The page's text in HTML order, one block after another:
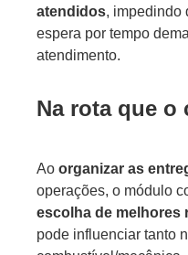
atendidos, impedindo
espera por tempo
atendimento.
Na rota que o
Ao organizar as
operações, o módulo
escolha de melhores
pode influenciar tanto